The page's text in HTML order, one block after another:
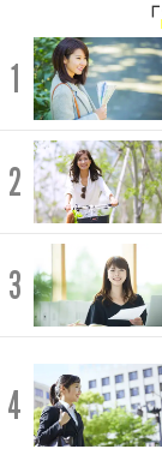
「
1
2
3
4